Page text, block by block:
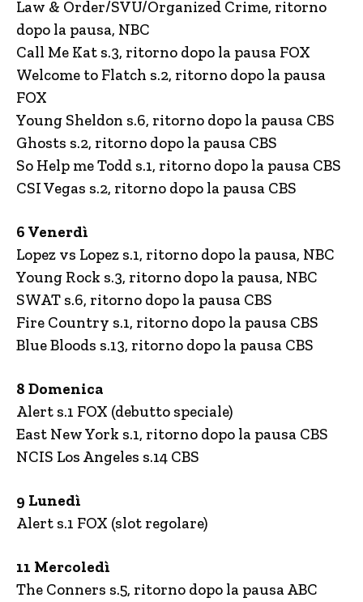
Law & Order/SVU/Organized Crime, ritorno
dopo la pausa, NBC
Call Me Kat s.3, ritorno dopo la pausa FOX
Welcome to Flatch s.2, ritorno dopo la pausa
FOX
Young Sheldon s.6, ritorno dopo la pausa CBS
Ghosts s.2, ritorno dopo la pausa CBS
So Help me Todd s.1, ritorno dopo la pausa CBS
CSI Vegas s.2, ritorno dopo la pausa CBS
6 Venerdì
Lopez vs Lopez s.1, ritorno dopo la pausa, NBC
Young Rock s.3, ritorno dopo la pausa, NBC
SWAT s.6, ritorno dopo la pausa CBS
Fire Country s.1, ritorno dopo la pausa CBS
Blue Bloods s.13, ritorno dopo la pausa CBS
8 Domenica
Alert s.1 FOX (debutto speciale)
East New York s.1, ritorno dopo la pausa CBS
NCIS Los Angeles s.14 CBS
9 Lunedì
Alert s.1 FOX (slot regolare)
11 Mercoledì
The Conners s.5, ritorno dopo la pausa ABC